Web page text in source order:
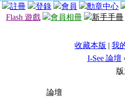
註冊 登錄 會員
勳章中心
Flash 遊戲
會員相冊 新手手冊
收藏本版 | 我
I-See 論壇
論壇